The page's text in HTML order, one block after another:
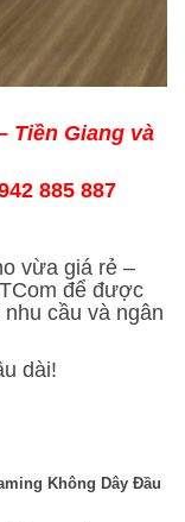
Tiền Giang và
885 887
vừa giá rẻ –
để được
cầu và ngân
dài!
Không Dây Đầu